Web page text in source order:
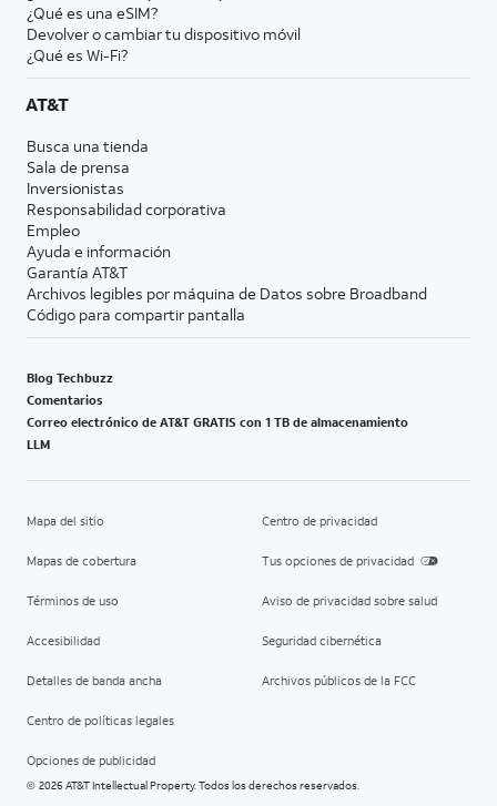
¿Qué es una eSIM?
Devolver o cambiar tu dispositivo móvil
¿Qué es Wi-Fi?
AT&T
Busca una tienda
Sala de prensa
Inversionistas
Responsabilidad corporativa
Empleo
Ayuda e información
Garantía AT&T
Archivos legibles por máquina de Datos sobre Broadband
Código para compartir pantalla
Blog Techbuzz
Comentarios
Correo electrónico de AT&T GRATIS con 1 TB de almacenamiento
LLM
Mapa del sitio
Mapas de cobertura
Términos de uso
Accesibilidad
Detalles de banda ancha
Centro de políticas legales
Opciones de publicidad
Centro de privacidad
Tus opciones de privacidad
Aviso de privacidad sobre salud
Seguridad cibernética
Archivos públicos de la FCC
© 2026 AT&T Intellectual Property. Todos los derechos reservados.